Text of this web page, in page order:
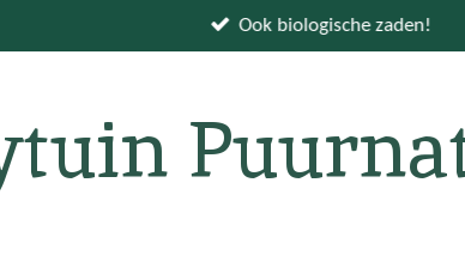
Ook biologische zaden!